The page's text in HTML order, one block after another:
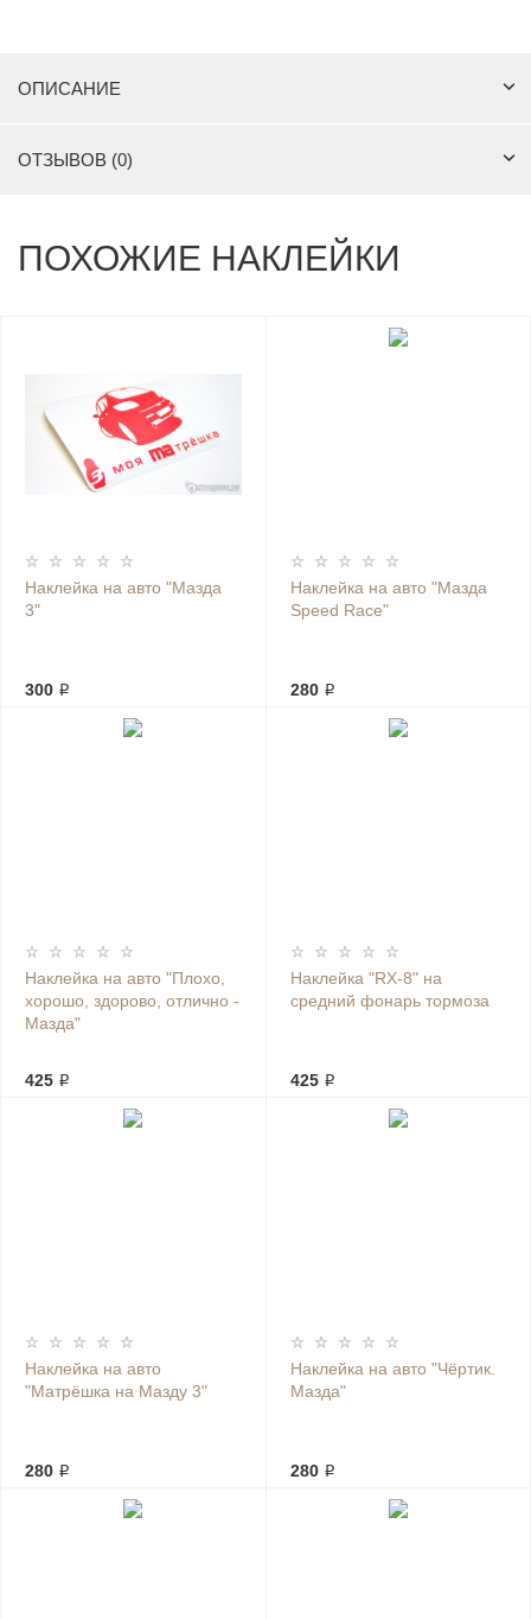
ОПИСАНИЕ
ОТЗЫВОВ (0)
ПОХОЖИЕ НАКЛЕЙКИ
Наклейка на авто "Мазда
3"
300 ₽
Наклейка на авто "Мазда
Speed Race"
280 ₽
Наклейка на авто "Плохо,
хорошо, здорово, отлично -
Мазда"
425 ₽
Наклейка "RX-8" на
средний фонарь тормоза
425 ₽
Наклейка на авто
"Матрёшка на Мазду 3"
280 ₽
Наклейка на авто "Чёртик.
Мазда"
280 ₽